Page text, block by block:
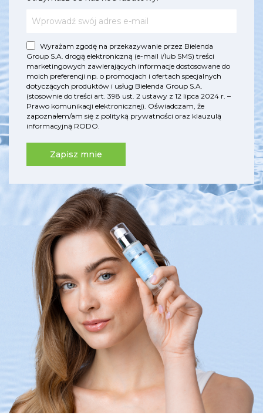
Wyrażam zgodę na przekazywanie przez Bielenda
Group S.A. drogą elektroniczną (e-mail i/lub SMS) treści
marketingowych zawierających informacje dostosowane do
moich preferencji np. o promocjach i ofertach specjalnych
dotyczących produktów i usług Bielenda Group S.A.
(stosownie do treści art. 398 ust. 2 ustawy z 12 lipca 2024 r. –
Prawo komunikacji elektronicznej). Oświadczam, że
zapoznałem/am się z polityką prywatności oraz klauzulą
informacyjną RODO.
Zapisz mnie